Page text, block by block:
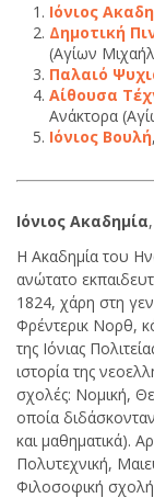
Ιόνιος
Δημοτική
(Αγίων
Παλαιό
Αίθουσα
Ανάκτορα
Ιόνιος Βουλή
Ιόνιος Ακαδημία
Η Ακαδημία του
ανώτατο
1824, χάρη στη
Φρέντερικ Νορθ,
της Ιόνιας
ιστορία της
σχολές: Νομική,
οποία
και μαθηματικά).
Πολυτεχνική,
Φιλοσοφική